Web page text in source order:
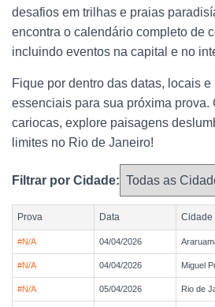
desafios em trilhas e praias
encontra o calendário completo de
incluindo eventos na capital e no
Fique por dentro das datas, locais
essenciais para sua próxima prova.
cariocas, explore paisagens
limites no Rio de Janeiro!
Filtrar por Cidade:
Prova Data Cidade
#N/A 04/04/2026
#N/A 04/04/2026 Miguel
#N/A 05/04/2026 Rio de